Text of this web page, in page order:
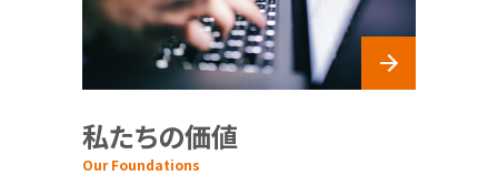
私たちの価値
Our Foundations